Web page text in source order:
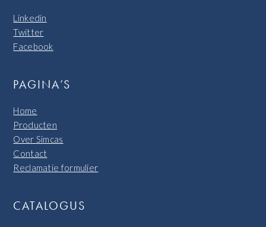
Linkedin
Twitter
Facebook
PAGINA’S
Home
Producten
Over Simcas
Contact
Reclamatie formulier
CATALOGUS